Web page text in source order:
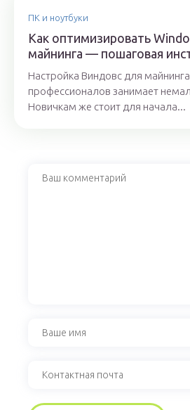
ПК и ноутбуки
Как оптимизировать
майнинга — пошаговая
Настройка Виндовс для
профессионалов занимает
Новичкам же стоит для начала...